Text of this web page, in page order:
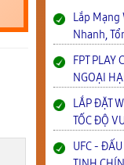
Lắp Mạng
Nhanh,
FPT PLAY
NGOẠI
LẮP ĐẶT
TỐC ĐỘ
UFC -